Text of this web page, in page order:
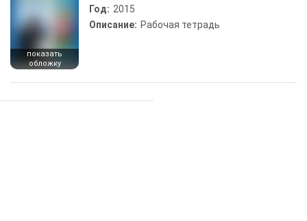
показать
обложку
Год: 2015
Описание: Рабочая тетрадь